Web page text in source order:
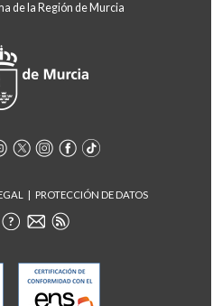
de la Región de Murcia
PROTECCIÓN DE DATOS